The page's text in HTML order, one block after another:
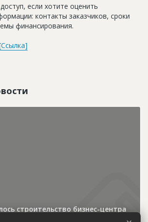
если хотите оценить
контакты заказчиков, сроки
финансирования.
строительство бизнес-центра